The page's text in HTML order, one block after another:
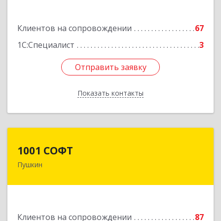
Клиентов на сопровождении
67
1С:Специалист
3
Отправить заявку
Показать контакты
Отправить заявку
Назад
1001 СОФТ
Пушкин
Клиентов на сопровождении
87